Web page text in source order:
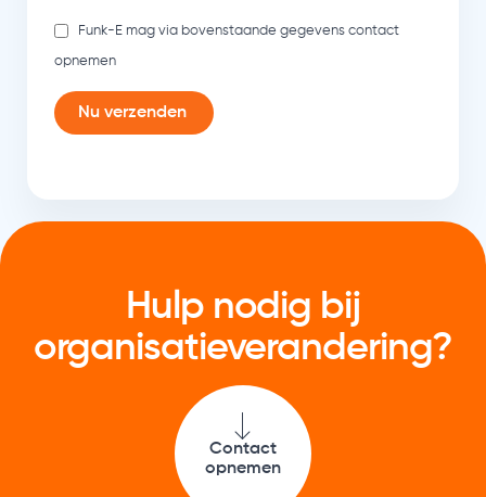
Funk-E mag via bovenstaande gegevens contact
opnemen
Nu verzenden
Hulp nodig bij
organisatie­verandering?
Contact
opnemen